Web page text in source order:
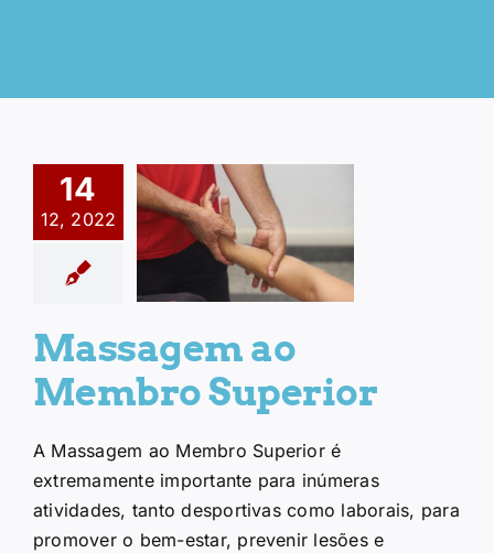
14
12, 2022
Massagem ao
Membro
Superior
Uncategorized
Massagem ao
Membro Superior
A Massagem ao Membro Superior é
extremamente importante para inúmeras
atividades, tanto desportivas como laborais, para
promover o bem-estar, prevenir lesões e